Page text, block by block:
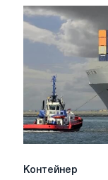
Контейнер
Контейнер